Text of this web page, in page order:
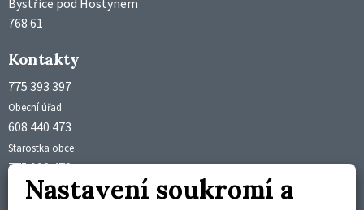
Bystřice pod Hostýnem
768 61
Kontakty
775 393 397
Obecní úřad
608 440 473
Starostka obce
775 992 473
Účetní obce
Nastavení soukromí a